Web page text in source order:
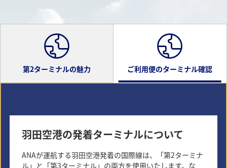
第2ターミナルの魅力 ご利用便のターミナル確認
羽田空港の発着ターミナルについて
ANAが運航する羽田空港発着の国際線は、「第2ターミナ
ル」と「第3ターミナル」の両方を使用いたします。な